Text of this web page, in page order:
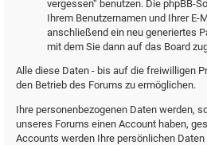
vergessen“ benutzen. Die phpBB-
Ihrem Benutzernamen und Ihrer E-
anschließend ein neu generiertes
mit dem Sie dann auf das Board
Alle diese Daten - bis auf die freiwilligen
den Betrieb des Forums zu ermöglichen.
Ihre personenbezogenen Daten werden,
unseres Forums einen Account haben,
Accounts werden Ihre persönlichen